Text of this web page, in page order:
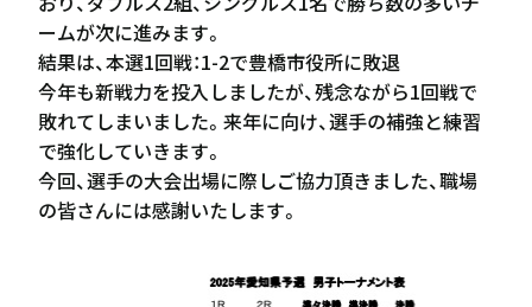
ームが次に進みます。
結果は、本選1回戦：1-2で豊橋市役所に敗退
今年も新戦力を投入しましたが、残念ながら1回戦で
敗れてしまいました。来年に向け、選手の補強と練習
で強化していきます。
今回、選手の大会出場に際しご協力頂きました、職場
の皆さんには感謝いたします。